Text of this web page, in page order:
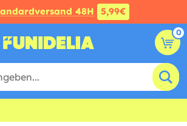
48H 5,99€
0